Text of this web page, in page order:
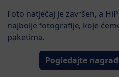
Foto natječaj je završen, a
najbolje fotografije, koje
paketima.
Pogledajte